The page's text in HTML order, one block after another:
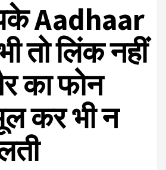
Aadhaar
तो लिंक नहीं
का फोन
कर भी न